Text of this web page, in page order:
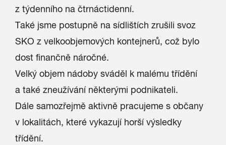
z týdenního na čtrnáctidenní.
Také jsme postupně na sídlištích zrušili svoz
SKO z velkoobjemových kontejnerů, což bylo
dost finančně náročné.
Velký objem nádoby sváděl k malému třídění
a také zneužívání některými podnikateli.
Dále samozřejmě aktivně pracujeme s občany
v lokalitách, které vykazují horší výsledky
třídění.